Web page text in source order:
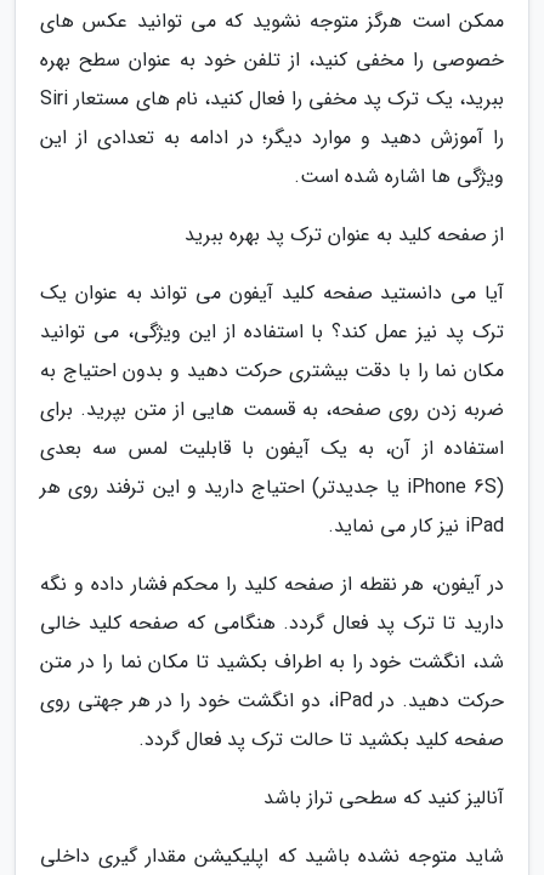
ممکن است هرگز متوجه نشوید که می توانید عکس های
خصوصی را مخفی کنید، از تلفن خود به عنوان سطح بهره
ببرید، یک ترک پد مخفی را فعال کنید، نام های مستعار Siri
را آموزش دهید و موارد دیگر؛ در ادامه به تعدادی از این
ویژگی ها اشاره شده است.
از صفحه کلید به عنوان ترک پد بهره ببرید
آیا می دانستید صفحه کلید آیفون می تواند به عنوان یک
ترک پد نیز عمل کند؟ با استفاده از این ویژگی، می توانید
مکان نما را با دقت بیشتری حرکت دهید و بدون احتیاج به
ضربه زدن روی صفحه، به قسمت هایی از متن بپرید. برای
استفاده از آن، به یک آیفون با قابلیت لمس سه بعدی
(iPhone 6S یا جدیدتر) احتیاج دارید و این ترفند روی هر
iPad نیز کار می نماید.
در آیفون، هر نقطه از صفحه کلید را محکم فشار داده و نگه
دارید تا ترک پد فعال گردد. هنگامی که صفحه کلید خالی
شد، انگشت خود را به اطراف بکشید تا مکان نما را در متن
حرکت دهید. در iPad، دو انگشت خود را در هر جهتی روی
صفحه کلید بکشید تا حالت ترک پد فعال گردد.
آنالیز کنید که سطحی تراز باشد
شاید متوجه نشده باشید که اپلیکیشن مقدار گیری داخلی